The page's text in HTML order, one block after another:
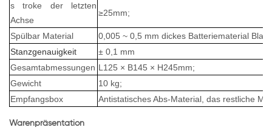
s troke der letzten
Achse
≥25mm;
Spülbar Material
0,005 ~ 0,5 mm dickes Batteriematerial Blatt;
Stanzgenauigkeit
± 0,1 mm
Gesamtabmessungen L125 × B145 × H245mm;
Gewicht
10 kg;
Empfangsbox
Antistatisches Abs-Material, das restliche
Warenpräsentation